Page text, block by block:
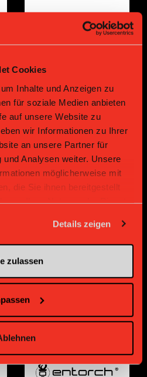
Cookies
Inhalte und Anzeigen zu
für soziale Medien anbieten
auf unsere Website zu
wir Informationen zu Ihrer
an unsere Partner für
Analysen weiter. Unsere
möglicherweise mit
die Sie ihnen bereitgestellt
Details zeigen
zulassen
Supplier